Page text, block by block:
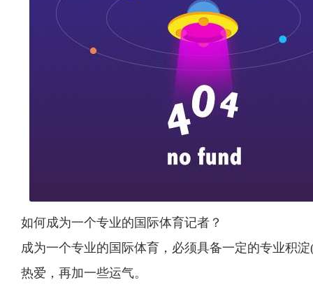
如何成为一个专业的国际体育记者？
成为一个专业的国际体育，必须具备一定的专业积
热爱，再加一些运气。